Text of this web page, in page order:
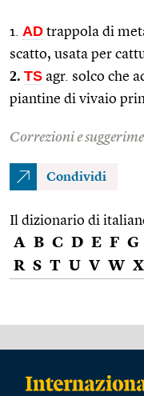
1. AD trappola di
scatto, usata per
2. TS agr. solco che
piantine di vivaio
Correzioni e
Condividi
Il dizionario di
A B C D E F G
R S T U V W X